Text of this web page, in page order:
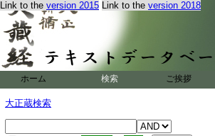
Link to the version 2015 Link to the version 2018
ホーム 検索 ご挨拶
大正蔵検索